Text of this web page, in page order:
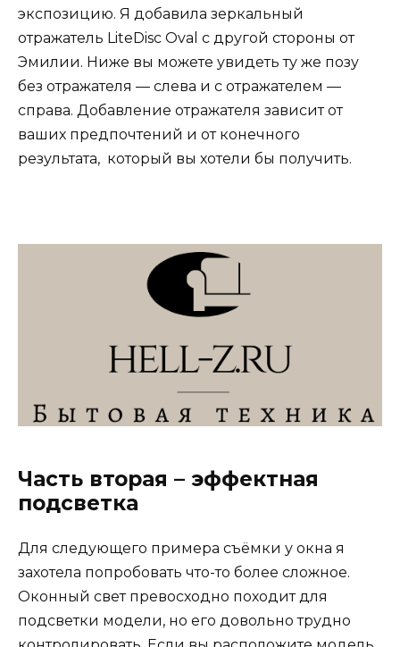
экспозицию. Я добавила зеркальный
отражатель LiteDisc Oval с другой стороны от
Эмилии. Ниже вы можете увидеть ту же позу
без отражателя — слева и с отражателем —
справа. Добавление отражателя зависит от
ваших предпочтений и от конечного
результата, который вы хотели бы получить.
Часть вторая – эффектная
подсветка
Для следующего примера съёмки у окна я
захотела попробовать что-то более сложное.
Оконный свет превосходно походит для
подсветки модели, но его довольно трудно